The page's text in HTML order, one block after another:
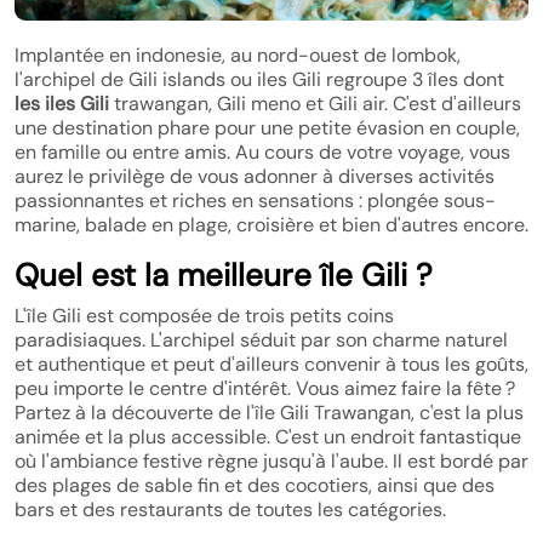
Implantée en indonesie, au nord-ouest de lombok,
l'archipel de Gili islands ou iles Gili regroupe 3 îles dont
les iles Gilitrawangan, Gili meno et Gili air. C'est d'ailleurs
une destination phare pour une petite évasion en couple,
en famille ou entre amis. Au cours de votre voyage, vous
aurez le privilège de vous adonner à diverses activités
passionnantes et riches en sensations : plongée sous-
marine, balade en plage, croisière et bien d'autres encore.
Quel est la meilleure île Gili ?
L'île Gili est composée de trois petits coins
paradisiaques. L'archipel séduit par son charme naturel
et authentique et peut d'ailleurs convenir à tous les goûts,
peu importe le centre d'intérêt. Vous aimez faire la fête ?
Partez à la découverte de l'île Gili Trawangan, c'est la plus
animée et la plus accessible. C'est un endroit fantastique
où l'ambiance festive règne jusqu'à l'aube. Il est bordé par
des plages de sable fin et des cocotiers, ainsi que des
bars et des restaurants de toutes les catégories.